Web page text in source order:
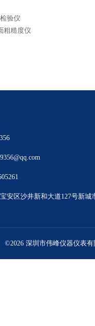
验仪
粗糙度仪
安区沙井新和大道127号新城
©2026 深圳市伟峰仪器仪表